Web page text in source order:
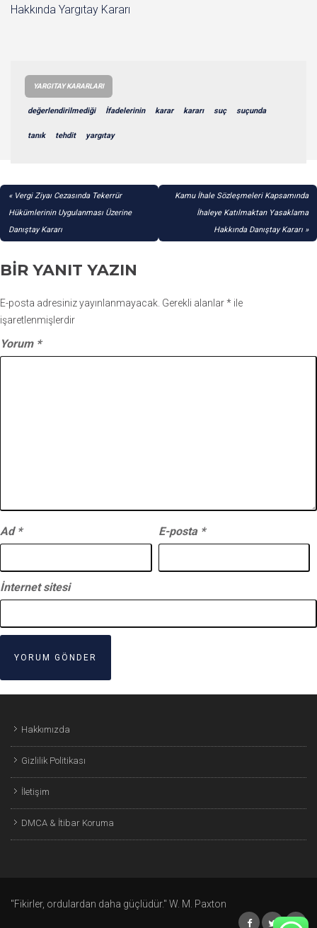
Hakkında Yargıtay Kararı
YARGITAY KARARLARI
değerlendirilmediği İfadelerinin karar kararı suç suçunda
tanık tehdit yargıtay
YAZI
GEZINMESI
Vergi Ziyaı Cezasında Tekerrür
Hükümlerinin Uygulanması Üzerine
Danıştay Kararı
Kamu İhale Sözleşmeleri Kapsamında
İhaleye Katılmaktan Yasaklama
Hakkında Danıştay Kararı
BIR YANIT YAZIN
E-posta adresiniz yayınlanmayacak. Gerekli alanlar* ile
işaretlenmişlerdir
Yorum *
Ad * E-posta *
İnternet sitesi
Hakkımızda
Gizlilik Politikası
İletişim
DMCA & İtibar Koruma
"Fikirler, ordulardan daha güçlüdür." W. M. Paxton